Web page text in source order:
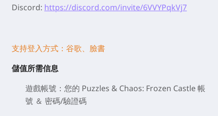
Discord: https://discord.com/invite/6VVYPqkVj7
支持登入方式 ： 谷歌、臉書
儲值所需信息
遊戲帳號：您的 Puzzles & Chaos: Frozen Castle帳
號 ＆ 密碼/驗證碼